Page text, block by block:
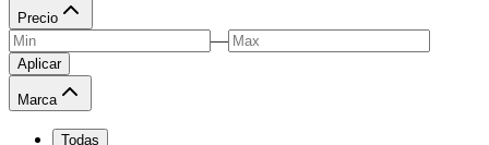
Precio
—
Aplicar
Marca
Todas